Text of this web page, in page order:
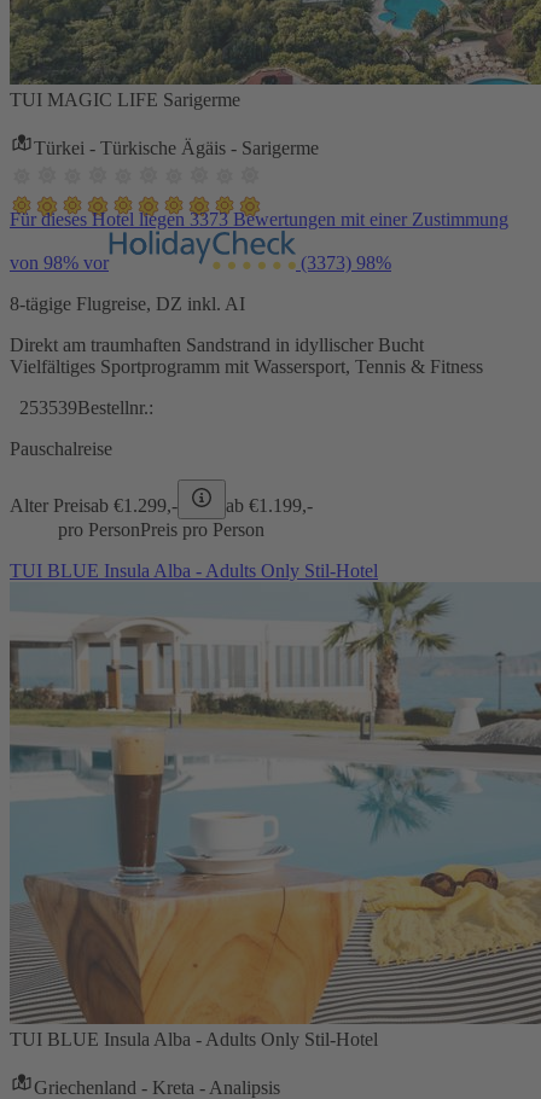
TUI MAGIC LIFE Sarigerme
Türkei - Türkische Ägäis - Sarigerme
Für dieses Hotel liegen 3373 Bewertungen mit einer Zustimmung
von 98% vor (3373) 98%
8-tägige Flugreise, DZ inkl. AI
Direkt am traumhaften Sandstrand in idyllischer Bucht
Vielfältiges Sportprogramm mit Wassersport, Tennis & Fitness
253539Bestellnr.:
Pauschalreise
Alter Preisab €1.299,- ab €1.199,-
pro PersonPreis pro Person
TUI BLUE Insula Alba - Adults Only Stil-Hotel
TUI BLUE Insula Alba - Adults Only Stil-Hotel
Griechenland - Kreta - Analipsis